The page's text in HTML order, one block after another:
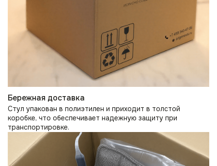
Бережная доставка
Стул упакован в полиэтилен и приходит в толстой
коробке, что обеспечивает надежную защиту при
транспортировке.